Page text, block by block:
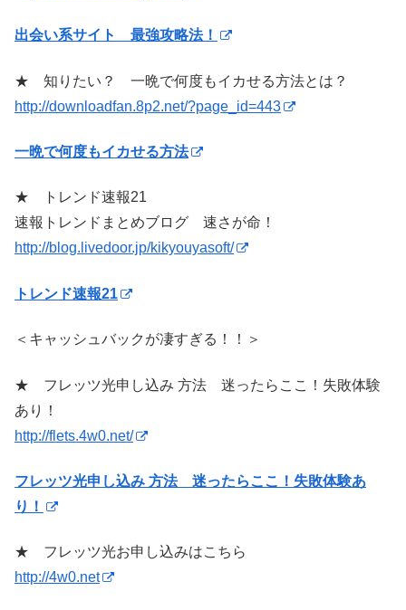
出会い系サイト 最強攻略法！
★ 知りたい？ 一晩で何度もイカせる方法とは？
http://downloadfan.8p2.net/?page_id=443
一晩で何度もイカせる方法
★ トレンド速報21
速報トレンドまとめブログ 速さが命！
http://blog.livedoor.jp/kikyouyasoft/
トレンド速報21
＜キャッシュバックが凄すぎる！！＞
★ フレッツ光申し込み 方法 迷ったらここ！失敗体験
あり！
http://flets.4w0.net/
フレッツ光申し込み 方法 迷ったらここ！失敗体験あ
り！
★ フレッツ光お申し込みはこちら
http://4w0.net